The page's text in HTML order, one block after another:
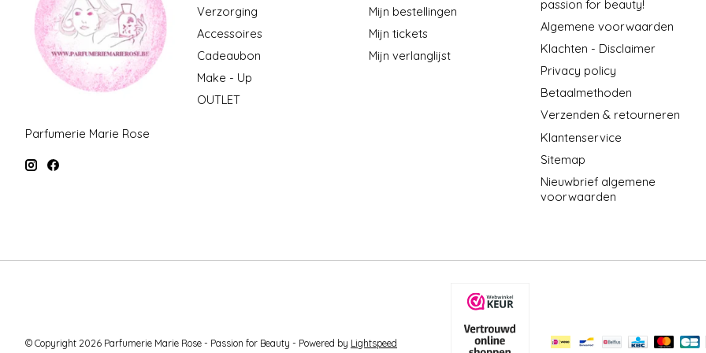
Parfumerie Marie Rose
Verzorging
Accessoires
Cadeaubon
Make - Up
OUTLET
Mijn bestellingen
Mijn tickets
Mijn verlanglijst
passion for beauty!
Algemene voorwaarden
Klachten - Disclaimer
Privacy policy
Betaalmethoden
Verzenden & retourneren
Klantenservice
Sitemap
Nieuwbrief algemene
voorwaarden
© Copyright 2026 Parfumerie Marie Rose - Passion for Beauty - Powered by Lightspeed